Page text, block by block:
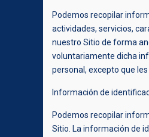
Podemos recopilar
actividades, servicios,
nuestro Sitio de forma
voluntariamente dicha
personal, excepto que
Información de
Podemos recopilar
Sitio. La información de